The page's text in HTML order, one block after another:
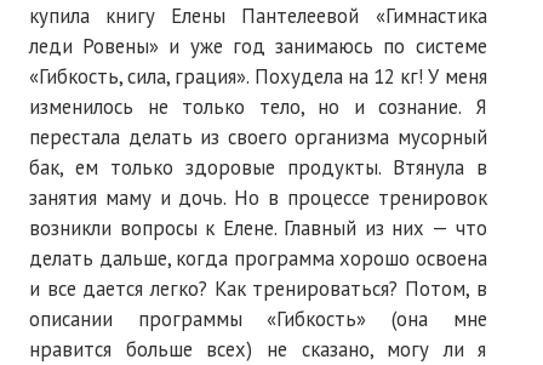
Памяти Игоря Сосновского
Презентация новых книг
Нам пишут
Политика обработки персональных данных
Согласие на обработку персональных данных
АРХИВ
купила книгу Елены Пантелеевой «Гимнастика
леди Ровены» и уже год занимаюсь по системе
«Гибкость, сила, грация». Похудела на 12 кг! У меня
изменилось не только тело, но и сознание. Я
перестала делать из своего организма мусорный
бак, ем только здоровые продукты. Втянула в
занятия маму и дочь. Но в процессе тренировок
возникли вопросы к Елене. Главный из них — что
делать дальше, когда программа хорошо освоена
и все дается легко? Как тренироваться? Потом, в
описании программы «Гибкость» (она мне
нравится больше всех) не сказано, могу ли я